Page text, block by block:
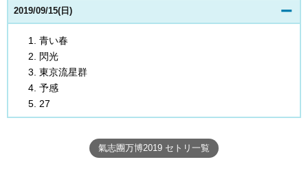
2019/09/15(日)
青い春
閃光
東京流星群
予感
27
氣志團万博2019 セトリ一覧